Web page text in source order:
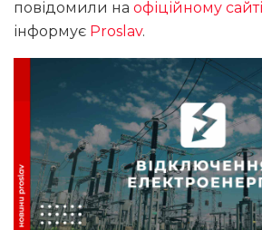
повідомили на офіційному
інформує Proslav.